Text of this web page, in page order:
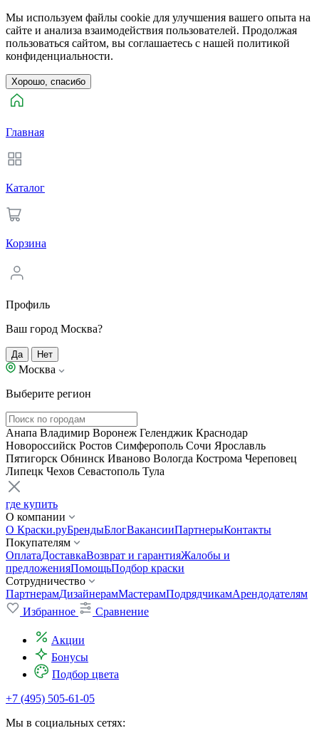
Мы используем файлы cookie для улучшения вашего опыта на
сайте и анализа взаимодействия пользователей. Продолжая
пользоваться сайтом, вы соглашаетесь с нашей политикой
конфиденциальности.
Хорошо, спасибо
Главная
Каталог
Корзина
Профиль
Ваш город Москва?
Да Нет
Москва
Выберите регион
Анапа Владимир Воронеж Геленджик Краснодар
Новороссийск Ростов Симферополь Сочи Ярославль
Пятигорск Обнинск Иваново Вологда Кострома Череповец
Липецк Чехов Севастополь Тула
где купить
О компании
О Краски.руБрендыБлогВакансииПартнерыКонтакты
Покупателям
ОплатаДоставкаВозврат и гарантияЖалобы и
предложенияПомощьПодбор краски
Сотрудничество
ПартнерамДизайнерамМастерамПодрядчикамАрендодателям
Избранное
Сравнение
Акции
Бонусы
Подбор цвета
+7 (495) 505-61-05
Мы в социальных сетях: